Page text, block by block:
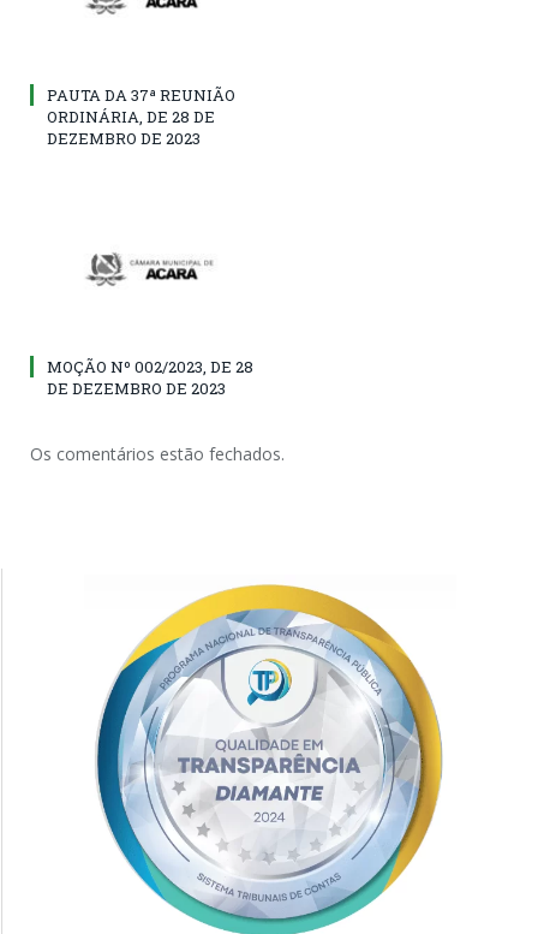
PAUTA DA 37ª REUNIÃO
ORDINÁRIA, DE 28 DE
DEZEMBRO DE 2023
MOÇÃO Nº 002/2023, DE 28
DE DEZEMBRO DE 2023
Os comentários estão fechados.